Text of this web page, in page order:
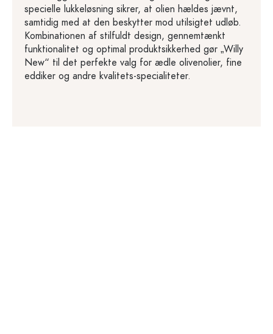
specielle lukkeløsning sikrer, at olien hældes jævnt,
samtidig med at den beskytter mod utilsigtet udløb.
Kombinationen af stilfuldt design, gennemtænkt
funktionalitet og optimal produktsikkerhed gør „Willy
New“ til det perfekte valg for ædle olivenolier, fine
eddiker og andre kvalitets-specialiteter.